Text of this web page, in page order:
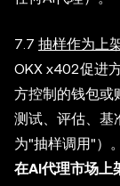
7.7 抽样作为上
OKX x402促进
方控制的钱包或
测试、评估、基
为"抽样调用"）。
在AI代理市场上